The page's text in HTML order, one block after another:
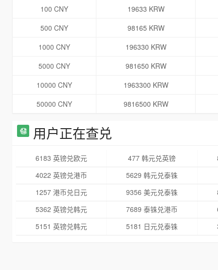
100 CNY
19633 KRW
500 CNY
98165 KRW
1000 CNY
196330 KRW
5000 CNY
981650 KRW
10000 CNY
1963300 KRW
50000 CNY
9816500 KRW
用户正在查兑
6183 英镑兑欧元 477 韩元兑英镑
4022 英镑兑港币
5629 韩元兑泰铢
1257 港币兑日元
9356 美元兑泰铢
5362 英镑兑韩元
7689 泰铢兑港币
5151 英镑兑韩元
5181 日元兑泰铢